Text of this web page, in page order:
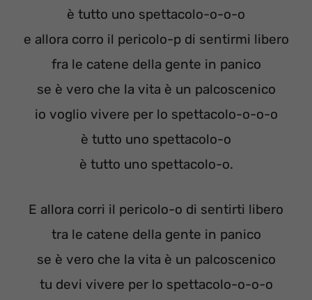
è tutto uno spettacolo-o-o-o
e allora corro il pericolo-p di sentirmi libero
fra le catene della gente in panico
se è vero che la vita è un palcoscenico
io voglio vivere per lo spettacolo-o-o-o
è tutto uno spettacolo-o
è tutto uno spettacolo-o.
E allora corri il pericolo-o di sentirti libero
tra le catene della gente in panico
se è vero che la vita è un palcoscenico
tu devi vivere per lo spettacolo-o-o-o